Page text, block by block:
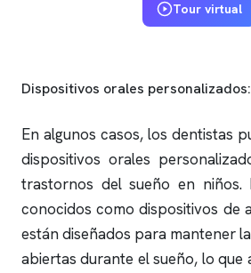
Tour virtual
Dispositivos orales personalizados:
En algunos casos, los dentistas
dispositivos orales
trastornos del sueño en niños.
conocidos como dispositivos de
están diseñados para mantener
abiertas durante el sueño, lo que